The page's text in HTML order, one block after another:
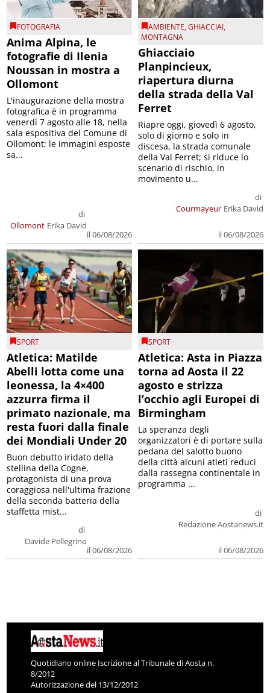
FOTOGRAFIA
Anima Alpina, le
fotografie di Ilenia
Noussan in mostra a
Ollomont
Ollomont
di
Erika David
il 06/08/2026
L'inaugurazione della mostra
fotografica è in programma
venerdì 7 agosto alle 18, nella
sala espositiva del Comune di
Ollomont; le immagini esposte
sa...
AMBIENTE,GHIACCIAI,
MONTAGNA
Ghiacciaio
Planpincieux,
riapertura diurna
della strada della Val
Ferret
Courmayeur
di
Erika David
il 06/08/2026
Riapre oggi, giovedì 6 agosto,
solo di giorno e solo in
discesa, la strada comunale
della Val Ferret; si riduce lo
scenario di rischio, in
movimento u...
SPORT
Atletica: Matilde
Abelli lotta come una
leonessa, la 4×400
azzurra firma il
primato nazionale, ma
resta fuori dalla finale
dei Mondiali Under 20
di
Davide Pellegrino
il 06/08/2026
Buon debutto iridato della
stellina della Cogne,
protagonista di una prova
coraggiosa nell'ultima frazione
della seconda batteria della
staffetta mist...
SPORT
Atletica: Asta in Piazza
torna ad Aosta il 22
agosto e strizza
l’occhio agli Europei di
Birmingham
di
Redazione Aostanews.it
il 06/08/2026
La speranza degli
organizzatori è di portare sulla
pedana del salotto buono
della città alcuni atleti reduci
dalla rassegna continentale in
programma ...
Quotidiano online Iscrizione al Tribunale di Aosta n.
8/2012
Autorizzazione del 13/12/2012